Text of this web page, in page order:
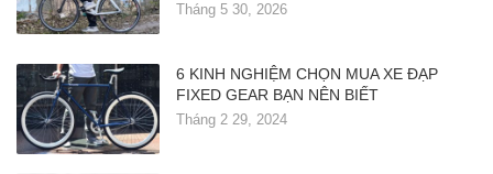
Tháng 5 30, 2026
6 KINH NGHIỆM CHỌN MUA XE ĐẠP
FIXED GEAR BẠN NÊN BIẾT
Tháng 2 29, 2024